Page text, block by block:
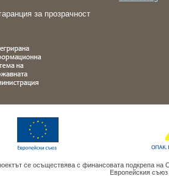
за прозрачност
се осъществява с финансовата подкрепа на
Европейския